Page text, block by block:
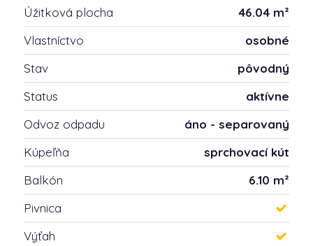
Úžitková plocha
46.04 m²
Vlastníctvo
osobné
Stav
pôvodný
Status
aktívne
Odvoz odpadu
áno - separovaný
Kúpeľňa
sprchovací kút
Balkón
6.10 m²
Pivnica
Výťah